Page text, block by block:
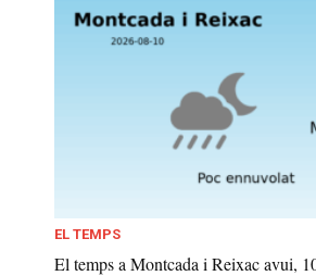
EL TEMPS
El temps a Montcada i Reixac avui,